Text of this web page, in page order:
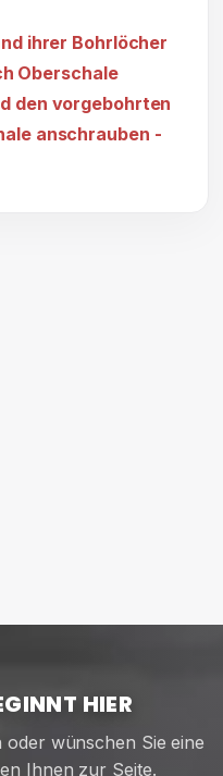
ihrer Bohrlöcher
Oberschale
den vorgebohrten
anschrauben -
HIER
wünschen Sie eine
Ihnen zur Seite.